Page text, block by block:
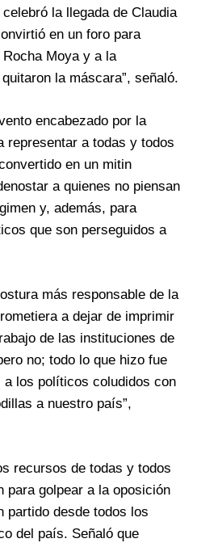
la llegada de Claudia
en un foro para
Moya y a la
la máscara”, señaló.
encabezado por la
representar a todas y todos
en un mitin
a quienes no piensan
y, además, para
que son perseguidos a
más responsable de la
a dejar de imprimir
de las instituciones de
no; todo lo que hizo fue
a los políticos coludidos con
a nuestro país”,
recursos de todas y todos
para golpear a la oposición
partido desde todos los
del país. Señaló que